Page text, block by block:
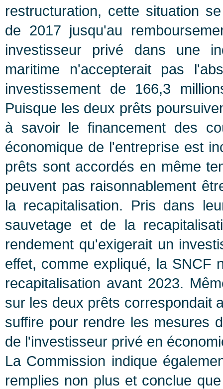
restructuration, cette situation
de 2017 jusqu'au
investisseur privé dans une
maritime n'accepterait pas
investissement de 166,3
Puisque les deux prêts
à savoir le financement des
économique de l'entreprise est
prêts sont accordés en même
peuvent pas raisonnablement
la recapitalisation. Pris dans
sauvetage et de la
rendement qu'exigerait un
effet, comme expliqué, la SNCF
recapitalisation avant 2023.
sur les deux prêts correspondait
suffire pour rendre les mesures
de l'investisseur privé en
La Commission indique
remplies non plus et conclue